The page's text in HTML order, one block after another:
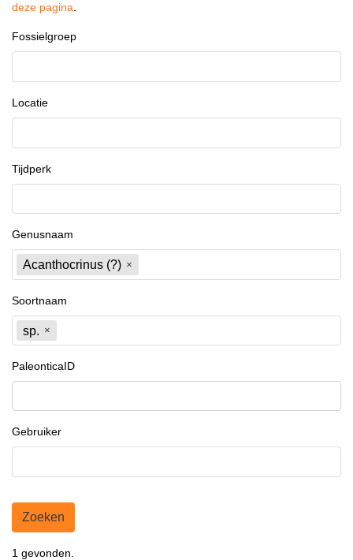
deze pagina.
Fossielgroep
Locatie
Tijdperk
Genusnaam
Acanthocrinus (?)
Soortnaam
sp.
PaleonticaID
Gebruiker
Zoeken
1 gevonden.